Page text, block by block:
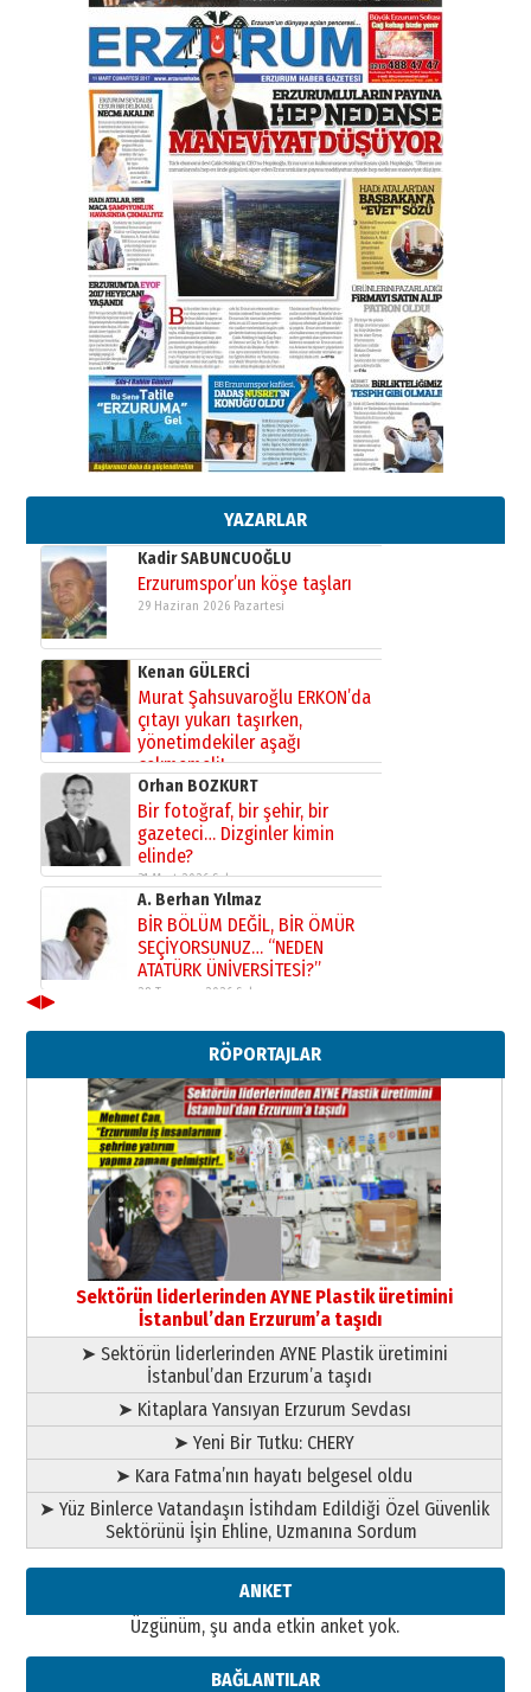
YAZARLAR
Bir fotoğraf, bir şehir, bir
gazeteci… Dizginler kimin
elinde?
31 Mart 2026 Salı
A. Berhan Yılmaz
BİR BÖLÜM DEĞİL, BİR ÖMÜR
SEÇİYORSUNUZ… “NEDEN
ATATÜRK ÜNİVERSİTESİ?”
28 Temmuz 2026 Salı
Ahmet Gökhan YAZICI
Ahmed Yesevi’den bir Alperen…
”Reisimiz” idi… Hakka yürüdü.!
26 Mart 2026 Perşembe
Cem Bakırcı
Ardında bıraktığı hatıralarıyla
gönül adamı Faruk Terzioğlu!
13 Mayıs 2026 Çarşamba
Esat BİNDESEN
Başkan Sekmen’den Erzurum’a
02 Ağustos 2026 Pazar
Kadir SABUNCUOĞLU
Erzurumspor’un köşe taşları
29 Haziran 2026 Pazartesi
Kenan GÜLERCİ
Murat Şahsuvaroğlu ERKON’da
çıtayı yukarı taşırken,
yönetimdekiler aşağı
çekmemeli!
17 Şubat 2026 SalıOrhan BOZKURT
Bir fotoğraf, bir şehir, bir
gazeteci… Dizginler kimin
elinde?
31 Mart 2026 Salı
A. Berhan Yılmaz
BİR BÖLÜM DEĞİL, BİR ÖMÜR
SEÇİYORSUNUZ… “NEDEN
ATATÜRK ÜNİVERSİTESİ?”
28 Temmuz 2026 Salı
Ahmed Yesevi’den bir Alperen…
”Reisimiz” idi… Hakka yürüdü.!
26 Mart 2026 Perşembe
Cem Bakırcı
Ardında bıraktığı hatıralarıyla
gönül adamı Faruk Terzioğlu!
13 Mayıs 2026 Çarşamba
Esat BİNDESEN
Başkan Sekmen’den Erzurum’a
bir vizyon proje daha!
02 Ağustos 2026 Pazar
◀▶
RÖPORTAJLAR
Sektörün liderlerinden AYNE Plastik üretimini
İstanbul’dan Erzurum’a taşıdı
➤ Sektörün liderlerinden AYNE Plastik üretimini
İstanbul’dan Erzurum’a taşıdı
➤ Kitaplara Yansıyan Erzurum Sevdası
➤ Yeni Bir Tutku: CHERY
➤ Kara Fatma’nın hayatı belgesel oldu
➤ Yüz Binlerce Vatandaşın İstihdam Edildiği Özel Güvenlik
Sektörünü İşin Ehline, Uzmanına Sordum
ANKET
Üzgünüm, şu anda etkin anket yok.
BAĞLANTILAR